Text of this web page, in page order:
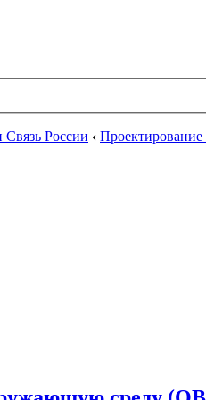
Связь России ‹ Проектирование